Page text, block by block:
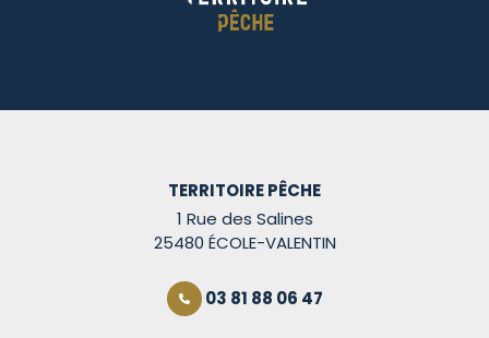
TERRITOIRE PÊCHE
1 Rue des Salines
25480 ÉCOLE-VALENTIN
03 81 88 06 47